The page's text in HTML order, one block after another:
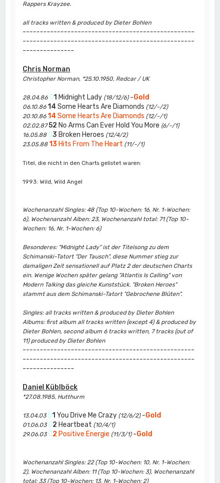
Rappers Krayzee.
all tracks written & produced by Dieter Bohlen
--------------------------------------------------
--------------------------------------------------
---------------
Chris Norman
Christopher Norman, *25.10.1950, Redcar / UK
28.04.86 01 Midnight Lady (18/12/6)-Gold
06.10.86 14 Some Hearts Are Diamonds (12/-/2)
20.10.86 14 Some Hearts Are Diamonds (12/-/1)
02.02.87 52 No Arms Can Ever Hold You More (6/-/1)
16.05.88 03 Broken Heroes (12/4/2)
23.05.88 13 Hits From The Heart (11/-/1)
Titel, die nicht in den Charts gelistet waren:
1993: Wild, Wild Angel
Wochenanzahl Singles: 48 (Top 10-Wochen: 16, Nr. 1-Wochen:
6), Wochenanzahl Alben: 23, Wochenanzahl total: 71 (Top 10-
Wochen: 16, Nr. 1-Wochen: 6)
Besonderes: "Midnight Lady" ist der Titelsong zu dem
Schimanski-Tatort "Der Tausch", diese Nummer stieg zur
damaligen Zeit sensationell auf Platz 2 der deutschen Charts
ein. Wenige Wochen später gelang "Atlantis Is Calling" von
Modern Talking das gleiche Kunststück. "Broken Heroes"
stammt aus dem Schimanski-Tatort "Gebrochene Blüten".
Singles: all tracks written & produced by Dieter Bohlen
Albums: first album all tracks written (except 4) & produced by
Dieter Bohlen, second album 6 tracks written, 7 tracks (out of
11) produced by Dieter Bohlen
--------------------------------------------------
--------------------------------------------------
---------------
Daniel Küblböck
*27.08.1985, Hutthurm
13.04.03 01 You Drive Me Crazy (12/6/2)-Gold
01.06.03 02 Heartbeat (10/4/1)
29.06.03 02 Positive Energie (11/3/1)-Gold
Wochenanzahl Singles: 22 (Top 10-Wochen: 10, Nr. 1-Wochen:
2), Wochenanzahl Alben: 11 (Top 10-Wochen: 3), Wochenanzahl
total: 33 (Top 10-Wochen: 13, Nr. 1-Wochen: 2)